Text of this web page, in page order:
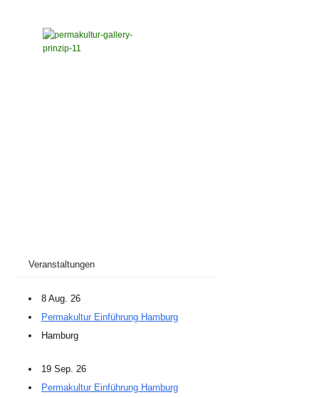
Veranstaltungen
8 Aug. 26
Permakultur Einführung Hamburg
Hamburg
19 Sep. 26
Permakultur Einführung Hamburg